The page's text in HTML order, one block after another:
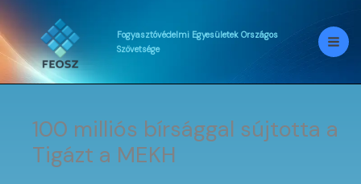
Skip
to
content
Fogyasztóvédelmi Egyesületek Országos
Szövetsége
100 milliós bírsággal sújtotta a
Tigázt a MEKH